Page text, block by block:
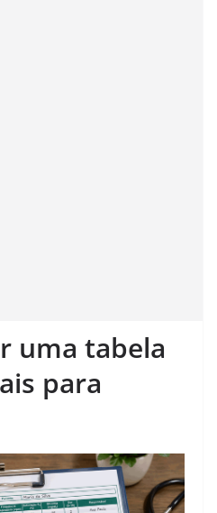
uma tabela
para